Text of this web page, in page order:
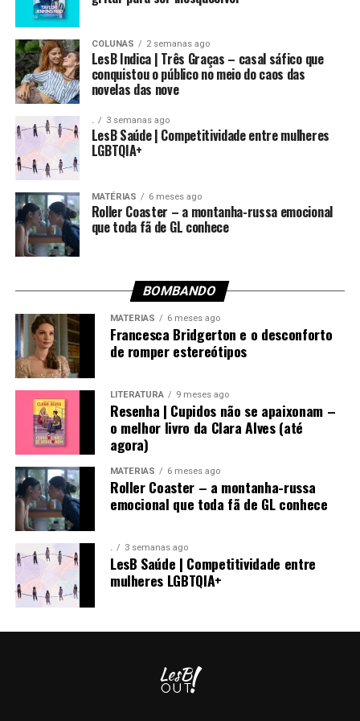
COLUNAS 2 semanas ago
LesB Indica | Três Graças – casal sáfico que
conquistou o público no meio do caos das
novelas das nove
3 semanas ago
LesB Saúde | Competitividade entre mulheres
LGBTQIA+
MATÉRIAS 6 meses ago
Roller Coaster – a montanha-russa emocional
que toda fã de GL conhece
BOMBANDO
MATÉRIAS 6 meses ago
Francesca Bridgerton e o desconforto
de romper estereótipos
LITERATURA 9 meses ago
Resenha | Cupidos não se apaixonam –
o melhor livro da Clara Alves (até
agora)
MATÉRIAS 6 meses ago
Roller Coaster – a montanha-russa
emocional que toda fã de GL conhece
3 semanas ago
LesB Saúde | Competitividade entre
mulheres LGBTQIA+